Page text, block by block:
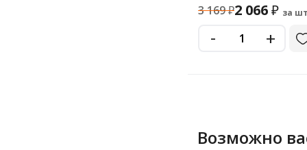
3 169₽2 066₽ за
- +
Возможно